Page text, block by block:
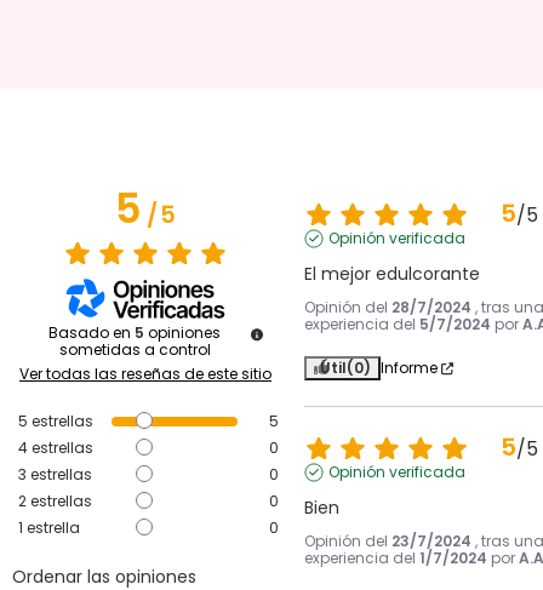
5/5
Basado en 5 opiniones
sometidas a control
Ver todas las reseñas de este sitio
5 estrellas
5
4estrellas
0
3 estrellas
0
2estrellas
0
1 estrella 0
Ordenar las opiniones
5/5
Opinión verificada
El mejor edulcorante
Opinión del 28/7/2024 , tras una
experiencia del 5/7/2024 por
Útil(0) Informe
5/5
Opinión verificada
Bien
Opinión del 23/7/2024 , tras una
experiencia del 1/7/2024 por